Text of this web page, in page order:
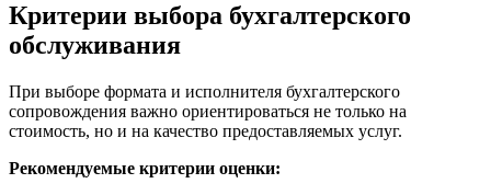
Критерии выбора бухгалтерского
обслуживания
При выборе формата и исполнителя бухгалтерского
сопровождения важно ориентироваться не только на
стоимость, но и на качество предоставляемых услуг.
Рекомендуемые критерии оценки: